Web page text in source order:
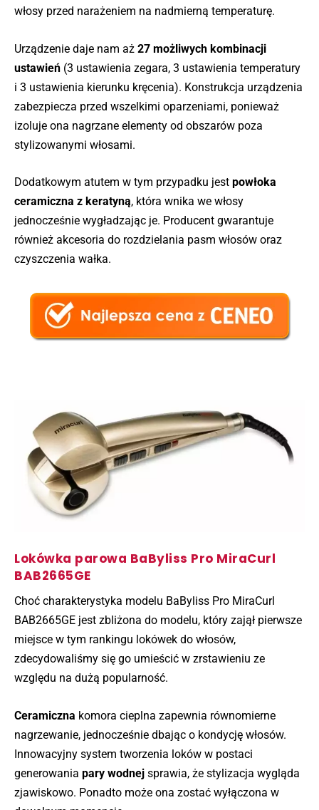
włosy przed narażeniem na nadmierną temperaturę.
Urządzenie daje nam aż 27 możliwych kombinacji
ustawień (3 ustawienia zegara, 3 ustawienia temperatury
i 3 ustawienia kierunku kręcenia). Konstrukcja urządzenia
zabezpiecza przed wszelkimi oparzeniami, ponieważ
izoluje ona nagrzane elementy od obszarów poza
stylizowanymi włosami.
Dodatkowym atutem w tym przypadku jest powłoka
ceramiczna z keratyną, która wnika we włosy
jednocześnie wygładzając je. Producent gwarantuje
również akcesoria do rozdzielania pasm włosów oraz
czyszczenia wałka.
Lokówka parowa BaByliss Pro MiraCurl
BAB2665GE
Choć charakterystyka modelu BaByliss Pro MiraCurl
BAB2665GE jest zbliżona do modelu, który zajął pierwsze
miejsce w tym rankingu lokówek do włosów,
zdecydowaliśmy się go umieścić w zrstawieniu ze
względu na dużą popularność.
Ceramiczna komora cieplna zapewnia równomierne
nagrzewanie, jednocześnie dbając o kondycję włosów.
Innowacyjny system tworzenia loków w postaci
generowania pary wodnej sprawia, że stylizacja wygląda
zjawiskowo. Ponadto może ona zostać wyłączona w